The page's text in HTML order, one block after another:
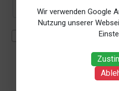
Wir verwenden Google
Nutzung unserer
Mit der Erhebung,
Uhrzeit der
Zweck der Bewertung